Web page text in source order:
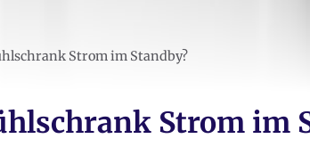
Strom im Standby?
Strom im